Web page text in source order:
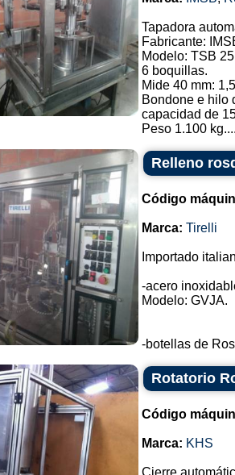
Tapadora
Fabricante:
Modelo: TSB
6 boquillas.
Mide 40 mm:
Bondone e hilo
capacidad de
Peso 1.100
Relleno
Código
Marca: Tirelli
Importado
-acero
Modelo: GVJA.
-botellas de
Rotatorio
Código
Marca: KHS
Cierre